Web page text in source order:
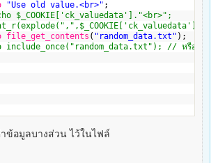
"Use old value.<br>" ;
$_COOKIE['ck_valuedata']."<br>";
file_get_contents ( "random_data.txt" );
include_once("random_data.txt"); // หรือใช้คำ
ข้อมูลบางส่วน ไว้ในไฟล์